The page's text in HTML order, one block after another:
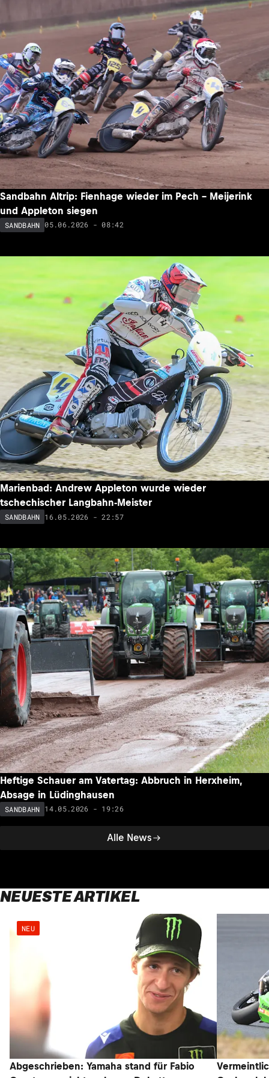
Alle News
Sandbahn Altrip: Fienhage wieder im Pech – Meijerink
und Appleton siegen
SANDBAHN 05.06.2026 - 08:42
Marienbad: Andrew Appleton wurde wieder
tschechischer Langbahn-Meister
SANDBAHN 16.05.2026 - 22:57
Heftige Schauer am Vatertag: Abbruch in Herxheim,
Absage in Lüdinghausen
SANDBAHN 14.05.2026 - 19:26
NEUESTE ARTIKEL
NEU
Abgeschrieben: Yamaha stand für Fabio